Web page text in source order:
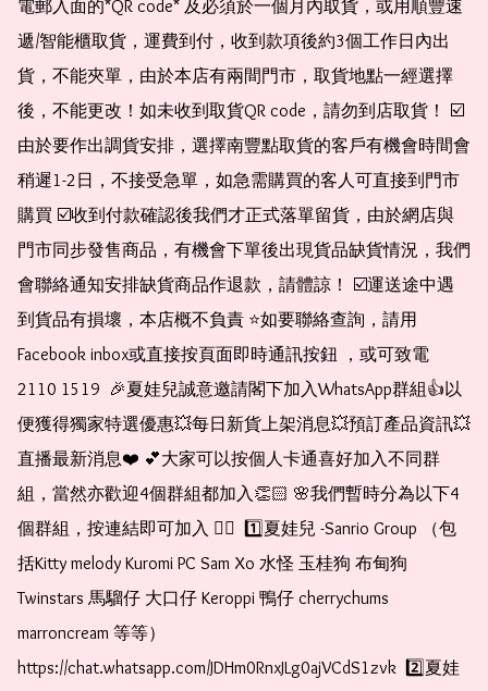
電郵入面的*QR code* 及必須於一個月內取貨，或用順豐速
遞/智能櫃取貨，運費到付，收到款項後約3個工作日內出
貨，不能夾單，由於本店有兩間門市，取貨地點一經選擇
後，不能更改！如未收到取貨QR code，請勿到店取貨！ ☑️
由於要作出調貨安排，選擇南豐點取貨的客戶有機會時間會
稍遲1-2日，不接受急單，如急需購買的客人可直接到門市
購買 ☑️收到付款確認後我們才正式落單留貨，由於網店與
門市同步發售商品，有機會下單後出現貨品缺貨情況，我們
會聯絡通知安排缺貨商品作退款，請體諒！ ☑️運送途中遇
到貨品有損壞，本店概不負責 ⭐️如要聯絡查詢，請用
Facebook inbox或直接按頁面即時通訊按鈕 ，或可致電
2110 1519  🎉夏娃兒誠意邀請閣下加入WhatsApp群組👍以
便獲得獨家特選優惠💥每日新貨上架消息💥預訂產品資訊💥
直播最新消息❤️ 💕大家可以按個人卡通喜好加入不同群
組，當然亦歡迎4個群組都加入👏🏻 🌸我們暫時分為以下4
個群組，按連結即可加入 👇🏻  1️⃣夏娃兒 -Sanrio Group （包
括Kitty melody Kuromi PC Sam Xo 水怪 玉桂狗 布甸狗
Twinstars 馬騮仔 大口仔 Keroppi 鴨仔 cherrychums
marroncream 等等）
https://chat.whatsapp.com/JDHm0RnxJLg0ajVCdS1zvk  2️⃣夏娃